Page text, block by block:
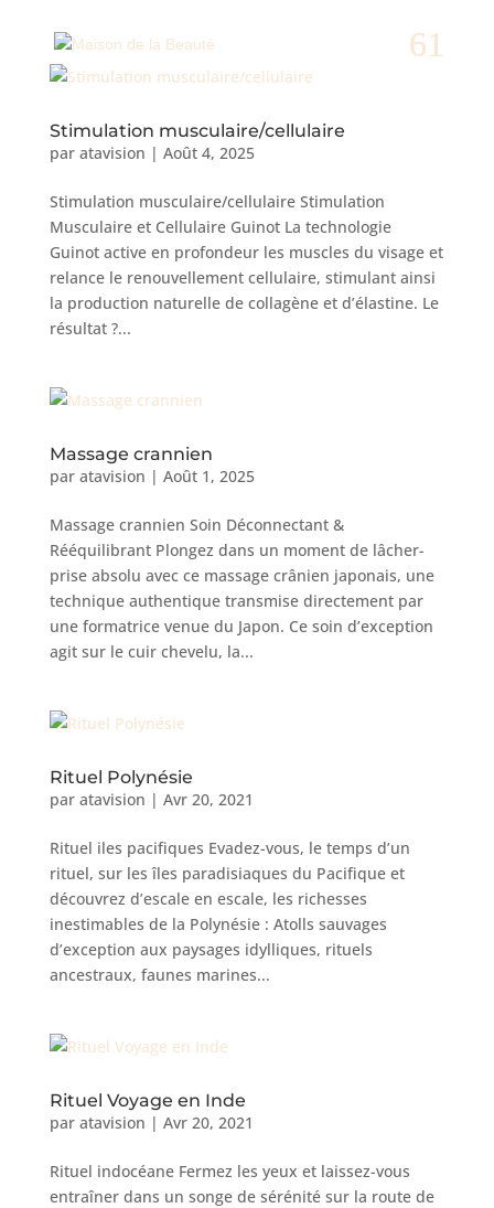
Stimulation musculaire/cellulaire
par atavision | Août 4, 2025
Stimulation musculaire/cellulaire Stimulation
Musculaire et Cellulaire Guinot La technologie
Guinot active en profondeur les muscles du visage et
relance le renouvellement cellulaire, stimulant ainsi
la production naturelle de collagène et d’élastine. Le
résultat ?...
Massage crannien
par atavision | Août 1, 2025
Massage crannien Soin Déconnectant &
Rééquilibrant Plongez dans un moment de lâcher-
prise absolu avec ce massage crânien japonais, une
technique authentique transmise directement par
une formatrice venue du Japon. Ce soin d’exception
agit sur le cuir chevelu, la...
Rituel Polynésie
par atavision | Avr 20, 2021
Rituel iles pacifiques Evadez-vous, le temps d’un
rituel, sur les îles paradisiaques du Pacifique et
découvrez d’escale en escale, les richesses
inestimables de la Polynésie : Atolls sauvages
d’exception aux paysages idylliques, rituels
ancestraux, faunes marines...
Rituel Voyage en Inde
par atavision | Avr 20, 2021
Rituel indocéane Fermez les yeux et laissez-vous
entraîner dans un songe de sérénité sur la route de